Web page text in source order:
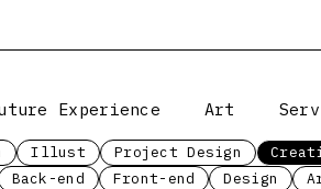
Experience Art
Illust Project Design
Back-end Front-end Design